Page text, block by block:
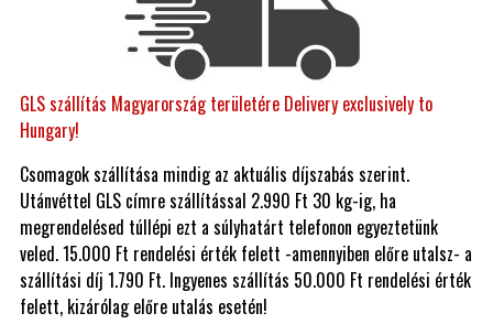
GLS szállítás Magyarország területére Delivery exclusively to
Hungary!
Csomagok szállítása mindig az aktuális díjszabás szerint.
Utánvéttel GLS címre szállítással 2.990 Ft 30 kg-ig, ha
megrendelésed túllépi ezt a súlyhatárt telefonon egyeztetünk
veled. 15.000 Ft rendelési érték felett -amennyiben előre utalsz- a
szállítási díj 1.790 Ft. Ingyenes szállítás 50.000 Ft rendelési érték
felett, kizárólag előre utalás esetén!